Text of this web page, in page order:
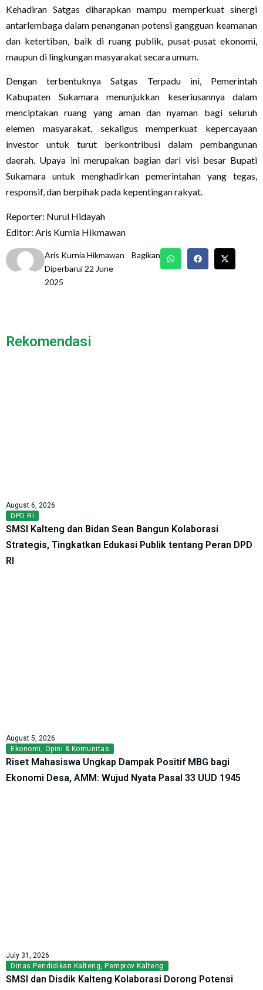
Kehadiran Satgas diharapkan mampu memperkuat sinergi
antarlembaga dalam penanganan potensi gangguan keamanan
dan ketertiban, baik di ruang publik, pusat-pusat ekonomi,
maupun di lingkungan masyarakat secara umum.
Dengan terbentuknya Satgas Terpadu ini, Pemerintah
Kabupaten Sukamara menunjukkan keseriusannya dalam
menciptakan ruang yang aman dan nyaman bagi seluruh
elemen masyarakat, sekaligus memperkuat kepercayaan
investor untuk turut berkontribusi dalam pembangunan
daerah. Upaya ini merupakan bagian dari visi besar Bupati
Sukamara untuk menghadirkan pemerintahan yang tegas,
responsif, dan berpihak pada kepentingan rakyat.
Reporter: Nurul Hidayah
Editor: Aris Kurnia Hikmawan
Aris Kurnia Hikmawan
Diperbarui 22 June
2025
Bagikan
Rekomendasi
August 6, 2026
DPD RI
SMSI Kalteng dan Bidan Sean Bangun Kolaborasi
Strategis, Tingkatkan Edukasi Publik tentang Peran DPD
RI
August 5, 2026
Ekonomi, Opini & Komunitas
Riset Mahasiswa Ungkap Dampak Positif MBG bagi
Ekonomi Desa, AMM: Wujud Nyata Pasal 33 UUD 1945
July 31, 2026
Dinas Pendidikan Kalteng, Pemprov Kalteng
SMSI dan Disdik Kalteng Kolaborasi Dorong Potensi